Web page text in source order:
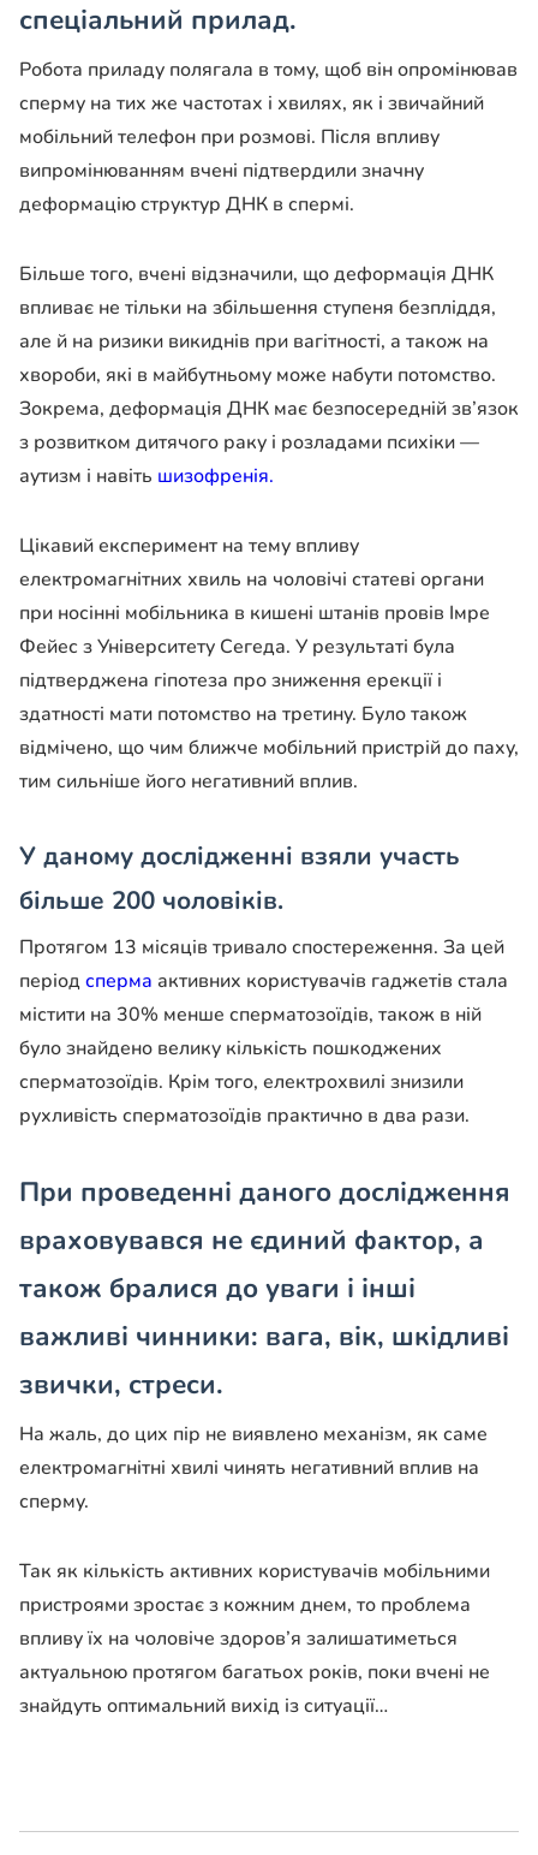
спеціальний прилад.
Робота приладу полягала в тому, щоб він опромінював
сперму на тих же частотах і хвилях, як і звичайний
мобільний телефон при розмові. Після впливу
випромінюванням вчені підтвердили значну
деформацію структур ДНК в спермі.
Більше того, вчені відзначили, що деформація ДНК
впливає не тільки на збільшення ступеня безпліддя,
але й на ризики викиднів при вагітності, а також на
хвороби, які в майбутньому може набути потомство.
Зокрема, деформація ДНК має безпосередній зв’язок
з розвитком дитячого раку і розладами психіки —
аутизм і навіть шизофренія.
Цікавий експеримент на тему впливу
електромагнітних хвиль на чоловічі статеві органи
при носінні мобільника в кишені штанів провів Імре
Фейес з Університету Сегеда. У результаті була
підтверджена гіпотеза про зниження ерекції і
здатності мати потомство на третину. Було також
відмічено, що чим ближче мобільний пристрій до паху,
тим сильніше його негативний вплив.
У даному дослідженні взяли участь
більше 200 чоловіків.
Протягом 13 місяців тривало спостереження. За цей
періодсперма активних користувачів гаджетів стала
містити на 30% менше сперматозоїдів, також в ній
було знайдено велику кількість пошкоджених
сперматозоїдів. Крім того, електрохвилі знизили
рухливість сперматозоїдів практично в два рази.
При проведенні даного дослідження
враховувався не єдиний фактор, а
також бралися до уваги і інші
важливі чинники: вага, вік, шкідливі
звички, стреси.
На жаль, до цих пір не виявлено механізм, як саме
електромагнітні хвилі чинять негативний вплив на
сперму.
Так як кількість активних користувачів мобільними
пристроями зростає з кожним днем, то проблема
впливу їх на чоловіче здоров’я залишатиметься
актуальною протягом багатьох років, поки вчені не
знайдуть оптимальний вихід із ситуації…